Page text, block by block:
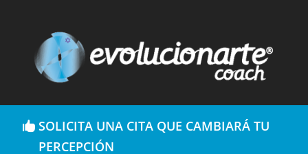
SOLICITA UNA CITA QUE CAMBIARÁ TU
PERCEPCIÓN